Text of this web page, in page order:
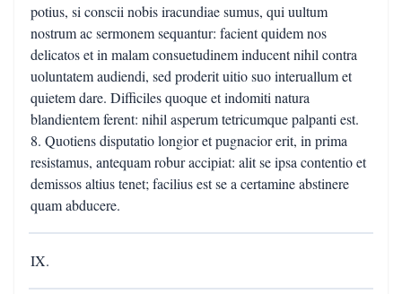
potius, si conscii nobis iracundiae sumus, qui uultum
nostrum ac sermonem sequantur: facient quidem nos
delicatos et in malam consuetudinem inducent nihil contra
uoluntatem audiendi, sed proderit uitio suo interuallum et
quietem dare. Difficiles quoque et indomiti natura
blandientem ferent: nihil asperum tetricumque palpanti est.
8. Quotiens disputatio longior et pugnacior erit, in prima
resistamus, antequam robur accipiat: alit se ipsa contentio et
demissos altius tenet; facilius est se a certamine abstinere
quam abducere.
IX.